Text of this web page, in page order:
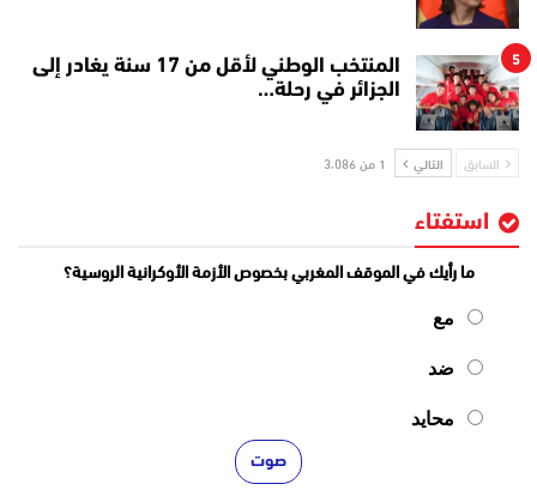
5
المنتخب الوطني لأقل من 17 سنة يغادر إلى
الجزائر في رحلة…
السابق التالي 1 من 3٬086
استفتاء
ما رأيك في الموقف المغربي بخصوص الأزمة الأوكرانية الروسية؟
مع
ضد
محايد